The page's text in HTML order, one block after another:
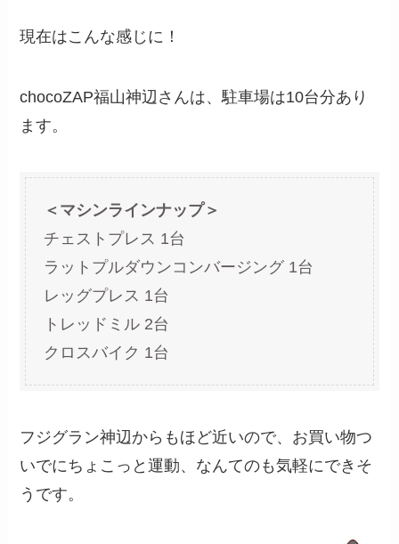
現在はこんな感じに！
chocoZAP福山神辺さんは、駐車場は10台分あり
ます。
＜マシンラインナップ＞
チェストプレス 1台
ラットプルダウンコンバージング 1台
レッグプレス 1台
トレッドミル 2台
クロスバイク 1台
フジグラン神辺からもほど近いので、お買い物つ
いでにちょこっと運動、なんてのも気軽にできそ
うです。